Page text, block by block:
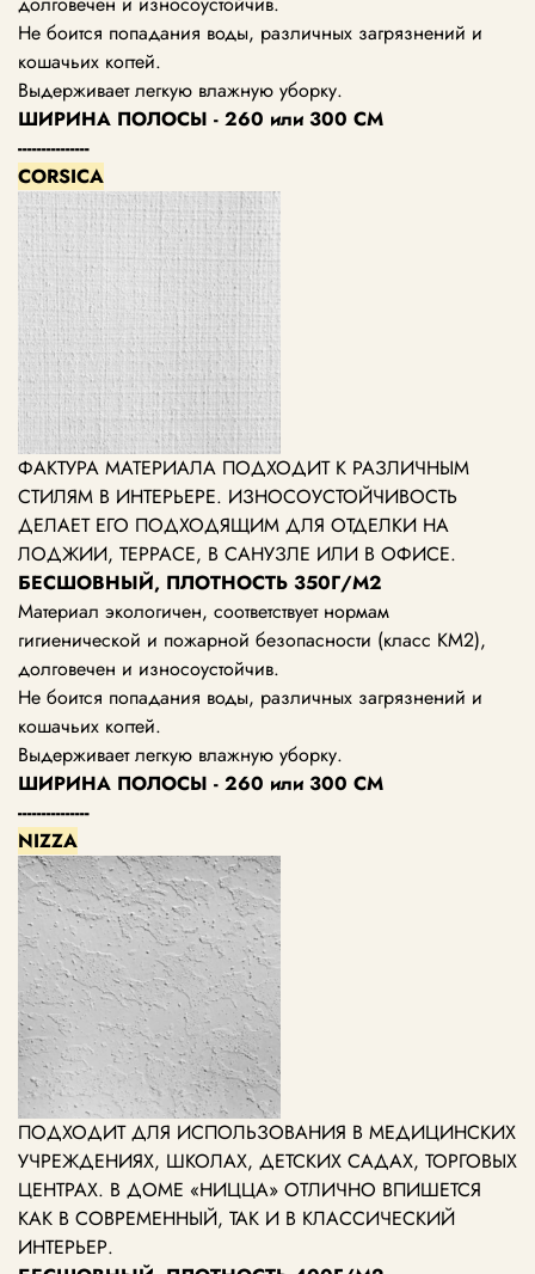
Не боится попадания воды, различных загрязнений и
кошачьих когтей.
Выдерживает легкую влажную уборку.
ШИРИНА ПОЛОСЫ - 260 или 300 СМ
---------------
CORSICA
ФАКТУРА МАТЕРИАЛА ПОДХОДИТ К РАЗЛИЧНЫМ
СТИЛЯМ В ИНТЕРЬЕРЕ. ИЗНОСОУСТОЙЧИВОСТЬ
ДЕЛАЕТ ЕГО ПОДХОДЯЩИМ ДЛЯ ОТДЕЛКИ НА
ЛОДЖИИ, ТЕРРАСЕ, В САНУЗЛЕ ИЛИ В ОФИСЕ.
БЕСШОВНЫЙ, ПЛОТНОСТЬ 350Г/М2
Материал экологичен, соответствует нормам
гигиенической и пожарной безопасности (класс КМ2),
долговечен и износоустойчив.
Не боится попадания воды, различных загрязнений и
кошачьих когтей.
Выдерживает легкую влажную уборку.
ШИРИНА ПОЛОСЫ - 260 или 300 СМ
---------------
NIZZA
ПОДХОДИТ ДЛЯ ИСПОЛЬЗОВАНИЯ В МЕДИЦИНСКИХ
УЧРЕЖДЕНИЯХ, ШКОЛАХ, ДЕТСКИХ САДАХ, ТОРГОВЫХ
ЦЕНТРАХ. В ДОМЕ «НИЦЦА» ОТЛИЧНО ВПИШЕТСЯ
КАК В СОВРЕМЕННЫЙ, ТАК И В КЛАССИЧЕСКИЙ
ИНТЕРЬЕР.